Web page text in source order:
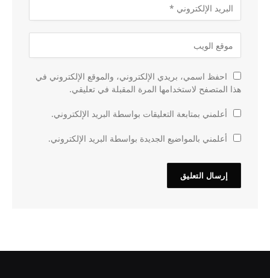
احفظ اسمي، بريدي الإلكتروني، والموقع الإلكتروني في
هذا المتصفح لاستخدامها المرة المقبلة في تعليقي.
أعلمني بمتابعة التعليقات بواسطة البريد الإلكتروني.
أعلمني بالمواضيع الجديدة بواسطة البريد الإلكتروني.